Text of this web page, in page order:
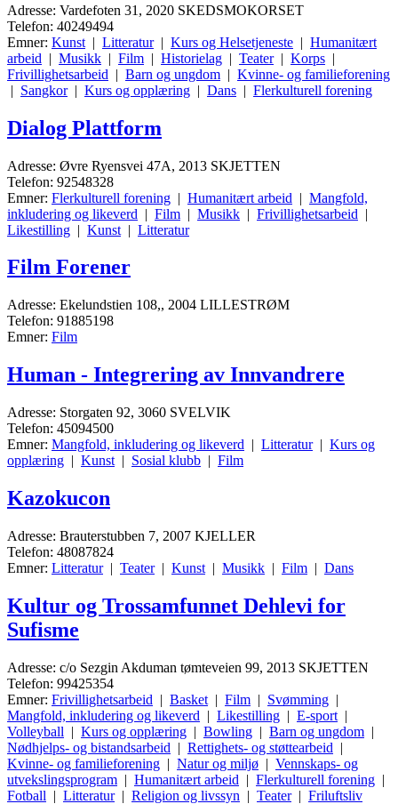
Adresse: Vardefoten 31, 2020 SKEDSMOKORSET
Telefon: 40249494
Emner: Kunst | Litteratur| Kurs og Helsetjeneste | Humanitært
arbeid | Musikk | Film | Historielag | Teater| Korps |
Frivillighetsarbeid | Barn og ungdom | Kvinne- og familieforening
| Sangkor| Kurs og opplæring | Dans | Flerkulturell forening
Dialog Plattform
Adresse: Øvre Ryensvei 47A, 2013 SKJETTEN
Telefon: 92548328
Emner: Flerkulturell forening | Humanitært arbeid | Mangfold,
inkludering og likeverd | Film | Musikk | Frivillighetsarbeid |
Likestilling | Kunst | Litteratur
Film Forener
Adresse: Ekelundstien 108,, 2004 LILLESTRØM
Telefon: 91885198
Emner: Film
Human - Integrering av Innvandrere
Adresse: Storgaten 92, 3060 SVELVIK
Telefon: 45094500
Emner: Mangfold, inkludering og likeverd | Litteratur| Kurs og
opplæring | Kunst | Sosial klubb | Film
Kazokucon
Adresse: Brauterstubben 7, 2007 KJELLER
Telefon: 48087824
Emner: Litteratur| Teater| Kunst | Musikk | Film | Dans
Kultur og Trossamfunnet Dehlevi for
Sufisme
Adresse: c/o Sezgin Akduman tømteveien 99, 2013 SKJETTEN
Telefon: 99425354
Emner: Frivillighetsarbeid | Basket | Film | Svømming |
Mangfold, inkludering og likeverd | Likestilling | E-sport |
Volleyball | Kurs og opplæring | Bowling | Barn og ungdom |
Nødhjelps- og bistandsarbeid | Rettighets- og støttearbeid |
Kvinne- og familieforening | Natur og miljø | Vennskaps- og
utvekslingsprogram | Humanitært arbeid | Flerkulturell forening |
Fotball | Litteratur| Religion og livssyn | Teater| Friluftsliv